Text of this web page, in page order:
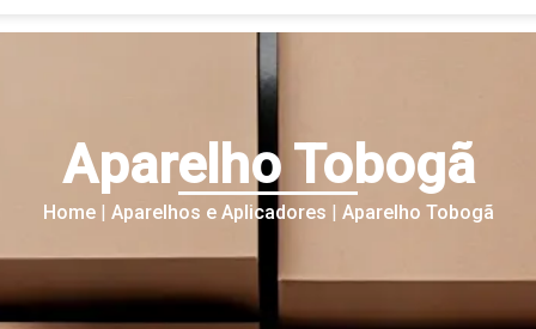
Aparelho Tobogã
Home| Aparelhos e Aplicadores | Aparelho Tobogã